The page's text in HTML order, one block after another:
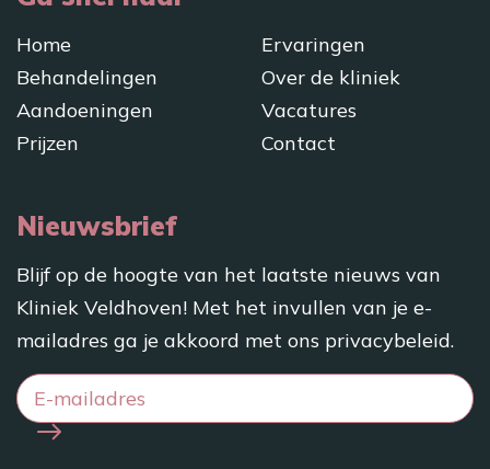
Home
Behandelingen
Aandoeningen
Prijzen
Ervaringen
Over de kliniek
Vacatures
Contact
Nieuwsbrief
Blijf op de hoogte van het laatste nieuws van
Kliniek Veldhoven! Met het invullen van je e-
mailadres ga je akkoord met ons privacybeleid.